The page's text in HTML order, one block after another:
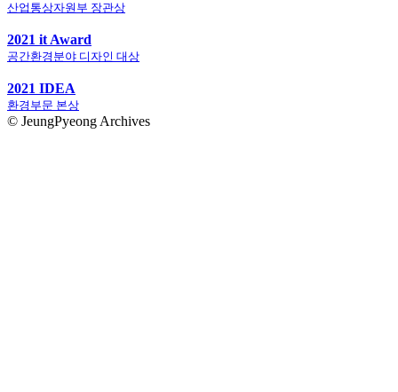
산업통상자원부 장관상
2021 it Award
공간환경분야 디자인 대상
2021 IDEA
환경부문 본상
© JeungPyeong Archives